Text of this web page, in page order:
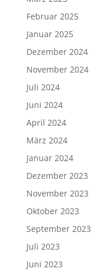
Februar 2025
Januar 2025
Dezember 2024
November 2024
Juli 2024
Juni 2024
April 2024
März 2024
Januar 2024
Dezember 2023
November 2023
Oktober 2023
September 2023
Juli 2023
Juni 2023